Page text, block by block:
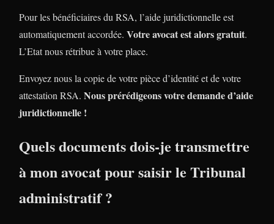
Pour les bénéficiaires du RSA, l’aide juridictionnelle est
automatiquement accordée. Votre avocat est alors gratuit.
L’Etat nous rétribue à votre place.
Envoyez nous la copie de votre pièce d’identité et de votre
attestation RSA. Nous prérédigeons votre demande d’aide
juridictionnelle !
Quels documents dois-je transmettre
à mon avocat pour saisir le Tribunal
administratif ?